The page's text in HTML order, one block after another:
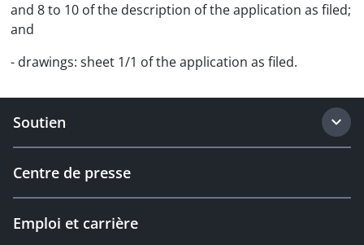
and 8 to 10 of the description of the application as filed;
and
- drawings: sheet 1/1 of the application as filed.
Soutien
Centre de presse
Emploi et carrière